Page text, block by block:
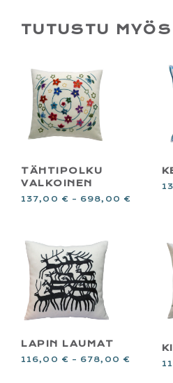
TUTUSTU MYÖS
TÄHTIPOLKU
VALKOINEN
137,00 € – 698,00 €
LAPIN LAUMAT
116,00 € – 678,00 €